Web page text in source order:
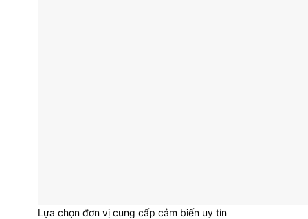
Lựa chọn đơn vị cung cấp cảm biến uy tín